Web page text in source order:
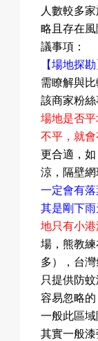
們
活
動
項
目
人數較多
略且存在風
議事項 ：
【場地探勘
需瞭解與
該商家粉
場地是否平
不平 ，就
更合適，
涼，隔壁
一定會有
其是剛下
地只有小
場，熊教
多），台
只提供防
容易忽略
一般此區
其實一般